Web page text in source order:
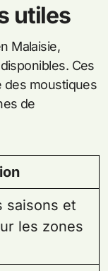
utiles
Malaisie,
Ces
des moustiques
de
saisons et
les zones